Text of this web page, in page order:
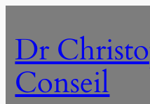
contenu
Dr
Conseil